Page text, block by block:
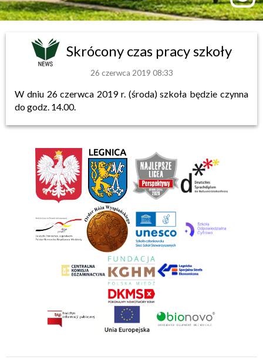
Skrócony czas pracy szkoły
26 czerwca 2019 08:33
W dniu 26 czerwca 2019 r. (środa) szkoła będzie czynna
do godz. 14.00.